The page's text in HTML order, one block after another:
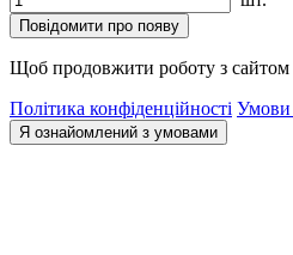
Повідомити про появу
Щоб продовжити роботу з сайтом
Політика конфіденційності Умови
Я ознайомлений з умовами